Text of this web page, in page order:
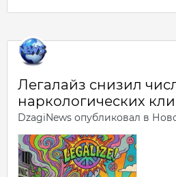
Легалайз снизил
наркологических
DzagiNews опубликовал в